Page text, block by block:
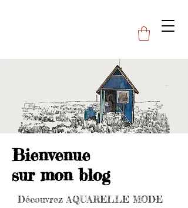
Bienvenue
sur mon blog
Découvrez AQUARELLE MODE